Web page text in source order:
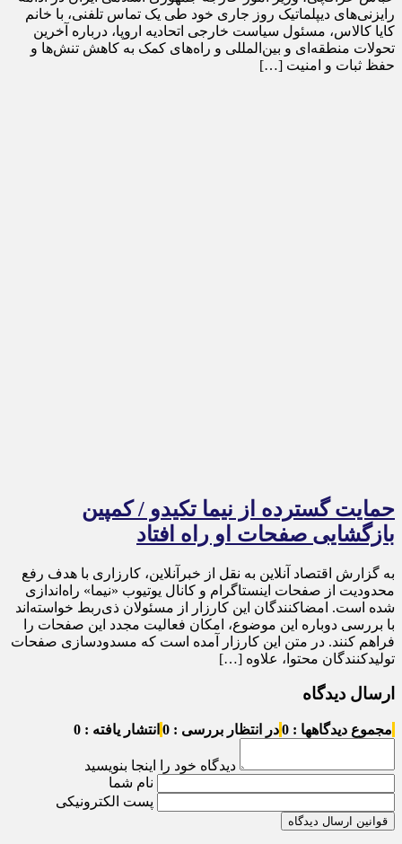
رایزنی‌های دیپلماتیک روز جاری خود طی یک تماس تلفنی، با خانم
کایا کالاس، مسئول سیاست خارجی اتحادیه اروپا، درباره آخرین
تحولات منطقه‌ای و بین‌المللی و راه‌های کمک به کاهش تنش‌ها و
حفظ ثبات و امنیت […]
حمایت گسترده از نیما تکیدو / کمپین
بازگشایی صفحات او راه افتاد
به گزارش اقتصاد آنلاین به نقل از خبرآنلاین، کارزاری با هدف رفع
محدودیت از صفحات اینستاگرام و کانال یوتیوب «نیما» راه‌اندازی
شده است. امضاکنندگان این کارزار از مسئولان ذی‌ربط خواسته‌اند
با بررسی دوباره این موضوع، امکان فعالیت مجدد این صفحات را
فراهم کنند. در متن این کارزار آمده است که مسدودسازی صفحات
تولیدکنندگان محتوا، علاوه […]
ارسال دیدگاه
مجموع دیدگاهها : 0 در انتظار بررسی : 0 انتشار یافته : 0
دیدگاه خود را اینجا بنویسید
نام شما
پست الکترونیکی
قوانین ارسال دیدگاه